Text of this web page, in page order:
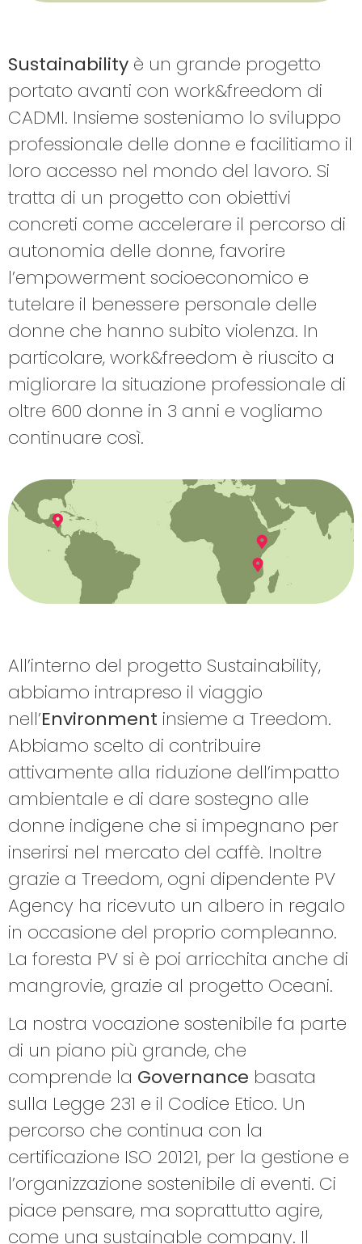
Sustainability è un grande progetto
portato avanti con work&freedom di
CADMI. Insieme sosteniamo lo sviluppo
professionale delle donne e facilitiamo il
loro accesso nel mondo del lavoro. Si
tratta di un progetto con obiettivi
concreti come accelerare il percorso di
autonomia delle donne, favorire
l’empowerment socioeconomico e
tutelare il benessere personale delle
donne che hanno subito violenza. In
particolare, work&freedom è riuscito a
migliorare la situazione professionale di
oltre 600 donne in 3 anni e vogliamo
continuare così.
All’interno del progetto Sustainability,
abbiamo intrapreso il viaggio
nell’Environment insieme a Treedom.
Abbiamo scelto di contribuire
attivamente alla riduzione dell’impatto
ambientale e di dare sostegno alle
donne indigene che si impegnano per
inserirsi nel mercato del caffè. Inoltre
grazie a Treedom, ogni dipendente PV
Agency ha ricevuto un albero in regalo
in occasione del proprio compleanno.
La foresta PV si è poi arricchita anche di
mangrovie, grazie al progetto Oceani.
La nostra vocazione sostenibile fa parte
di un piano più grande, che
comprende la Governance basata
sulla Legge 231 e il Codice Etico. Un
percorso che continua con la
certificazione ISO 20121, per la gestione e
l’organizzazione sostenibile di eventi. Ci
piace pensare, ma soprattutto agire,
come una sustainable company. Il